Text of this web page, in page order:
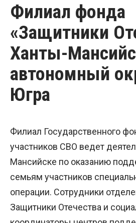
Филиал фонда
«Защитники
Ханты-
автономный
Югра
Филиал Государственного
участников СВО ведет
Мансийске по оказанию
семьям участников
операции. Сотрудники
Защитники Отечества и